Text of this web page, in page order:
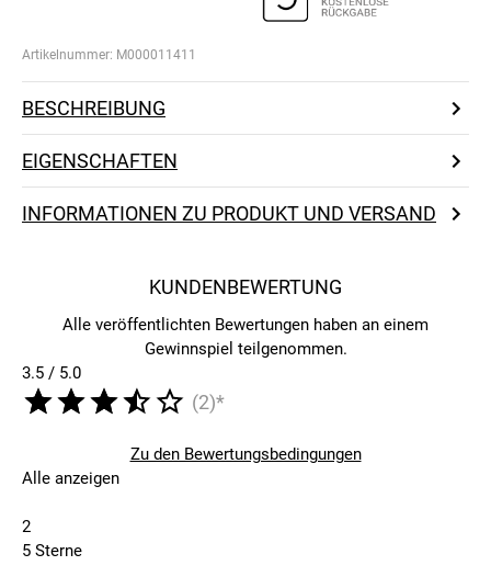
Artikelnummer: M000011411
BESCHREIBUNG
EIGENSCHAFTEN
INFORMATIONEN ZU PRODUKT UND VERSAND
KUNDENBEWERTUNG
Alle veröffentlichten Bewertungen haben an einem
Gewinnspiel teilgenommen.
3.5 / 5.0
(2)*
Zu den Bewertungsbedingungen
Alle anzeigen
2
5 Sterne